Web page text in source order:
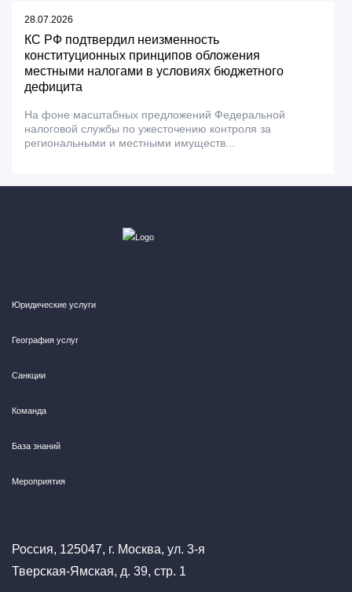
28.07.2026
КС РФ подтвердил неизменность
конституционных принципов обложения
местными налогами в условиях бюджетного
дефицита
На фоне масштабных предложений Федеральной
налоговой службы по ужесточению контроля за
региональными и местными имуществ...
Юридические услуги
География услуг
Санкции
Команда
База знаний
Мероприятия
Россия, 125047, г. Москва, ул. 3-я
Тверская-Ямская, д. 39, стр. 1